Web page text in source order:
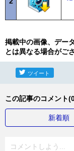
掲載中の画像、デー
とは異なる場合がご
ツイート
この記事のコメント
新着順
コメントしよう...